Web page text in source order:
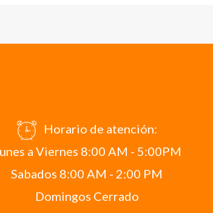
Horario de atención:
a Viernes 8:00 AM - 5:00PM
Sabados 8:00 AM - 2:00 PM
Domingos Cerrado